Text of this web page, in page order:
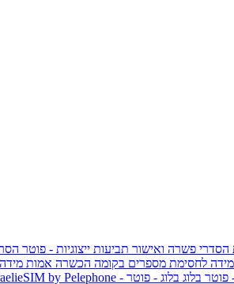
הסדרי פשרה ואישור תביעות ייצוגיות - פוטר
לחסימת מספרים בקומה הכשרה אמות
פוטר בלוג בלוג - פוטר